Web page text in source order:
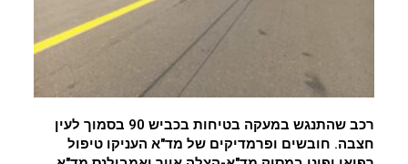
רכב שהתנגש במעקה בטיחות בכביש 90 בסמוך לעין
חצבה. חובשים ופרמדיקים של מד"א העניקו טיפול